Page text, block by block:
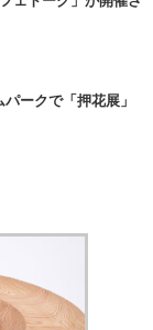
ークで「押花展」